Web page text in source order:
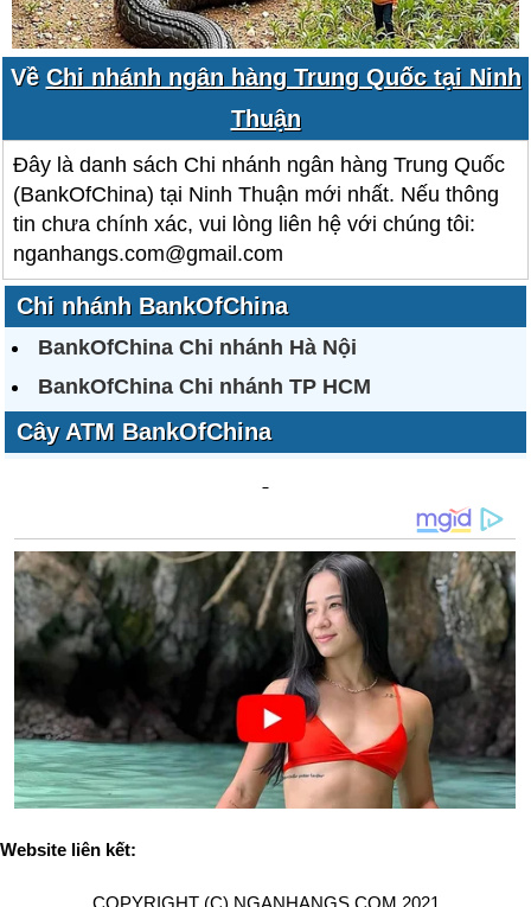
Về Chi nhánh ngân hàng Trung Quốc tại Ninh
Thuận
Đây là danh sách Chi nhánh ngân hàng Trung Quốc
(BankOfChina) tại Ninh Thuận mới nhất. Nếu thông
tin chưa chính xác, vui lòng liên hệ với chúng tôi:
nganhangs.com@gmail.com
Chi nhánh BankOfChina
BankOfChina Chi nhánh Hà Nội
BankOfChina Chi nhánh TP HCM
Cây ATM BankOfChina
Website liên kết:
COPYRIGHT (C) NGANHANGS.COM 2021